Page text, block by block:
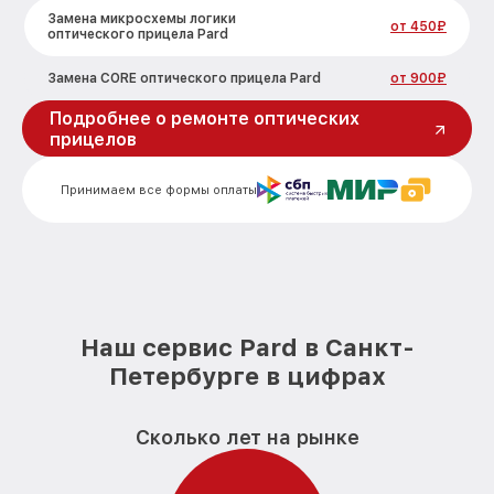
Замена микросхемы логики
оптического прицела Pard
от 450₽
Замена CORE оптического прицела Pard от 900₽
Ремонт встроенного дальнометра и
других устройств оптического прицела
Pard
от 750₽
Калибровка и настройка тепловизора
от 750₽
Восстановление питания оптического
Замена ключей управления оптического
Принимаем все формы оплаты
Подробнее о ремонте оптических
прицелов
Наш сервис Pard в Санкт-
Петербурге в цифрах
Сколько лет на рынке